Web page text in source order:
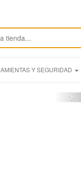
Y SEGURIDAD